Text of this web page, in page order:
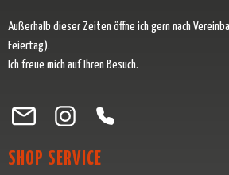
Außerhalb dieser Zeiten öffne ich gern nach
Feiertag).
Ich freue mich auf Ihren Besuch.
Besuche uns auf Facebook – öffnet in neuem Tab
Schau auf Instagram vorbei – öffnet in
Lass dich auf Pinterest
Folge uns auf X – öffnet in
SHOP SERVICE